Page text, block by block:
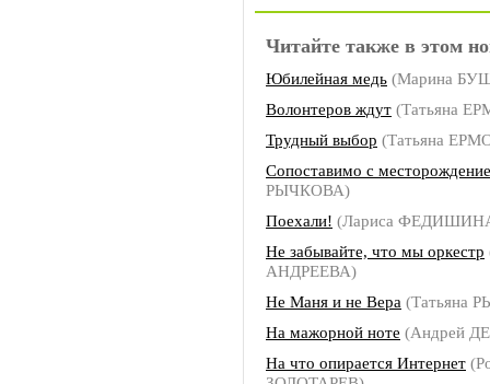
Читайте также в этом
Юбилейная медь (Марина
Волонтеров ждут (Татьяна
Трудный выбор (Татьяна
Сопоставимо с
РЫЧКОВА)
Поехали! (Лариса
Не забывайте, что мы оркестр
АНДРЕЕВА)
Не Маня и не Вера (Татьяна
На мажорной ноте (Андрей
На что опирается Интернет